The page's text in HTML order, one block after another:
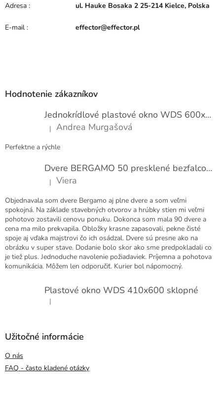
Adresa : ul. Hauke Bosaka 2 25-214 Kielce, Polska
E-mail : effector@effector.pl
Hodnotenie zákazníkov
Jednokrídlové plastové okno WDS 600x1000
Hodnotenie produktu je 5 z 5 hviezdičiek.
| Andrea Murgašová
Perfektne a rýchle
Dvere BERGAMO 50 presklené bezfalcové EXTRA
Hodnotenie produktu je 5 z 5 hviezdičiek.
| Viera
Objednavala som dvere Bergamo aj plne dvere a som veľmi
spokojná. Na základe stavebných otvorov a hrúbky stien mi veľmi
pohotovo zostavili cenovu ponuku. Dokonca som mala 90 dvere a
cena ma milo prekvapila. Obložky krasne zapasovali, pekne čisté
spoje aj vďaka majstrovi čo ich osádzal. Dvere sú presne ako na
obrázku v super stave. Dodanie bolo skor ako sme predpokladali co
je tiež plus. Jednoduche navolenie požiadaviek. Príjemna a pohotova
komunikácia. Môžem len odporučiť. Kurier bol nápomocný.
Plastové okno WDS 410x600 sklopné
Hodnotenie produktu je 5 z 5 hviezdičiek.
|
Užitočné informácie
O nás
FAQ - často kladené otázky